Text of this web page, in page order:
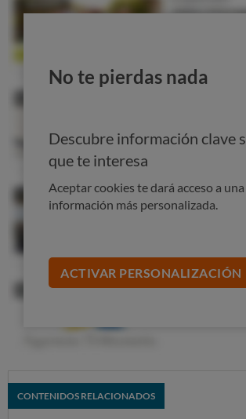
No te pierdas nada
Descubre información clave
que te interesa
Aceptar cookies te dará acceso a una
información más personalizada.
ACTIVAR PERSONALIZACIÓN
CONTENIDOS RELACIONADOS